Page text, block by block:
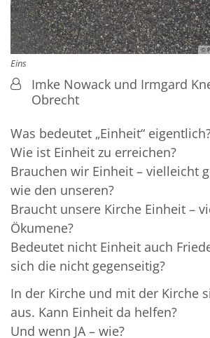
©
Eins
Imke Nowack und Irmgard
Obrecht
Was bedeutet „Einheit“
Wie ist Einheit zu erreichen?
Brauchen wir Einheit – vielleicht
wie den unseren?
Braucht unsere Kirche Einheit –
Ökumene?
Bedeutet nicht Einheit auch
sich die nicht gegenseitig?
In der Kirche und mit der Kirche
aus. Kann Einheit da helfen?
Und wenn JA – wie?